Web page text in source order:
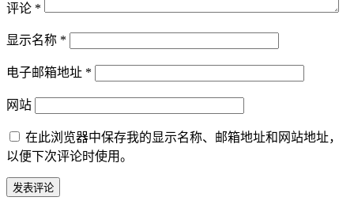
评论 *
显示名称 *
电子邮箱地址 *
网站
在此浏览器中保存我的显示名称、邮箱地址和网站地址，
以便下次评论时使用。